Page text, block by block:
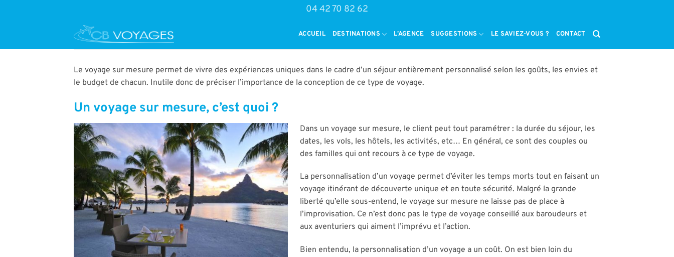
04 42 70 82 62
ACCUEIL DESTINATIONS L’AGENCE SUGGESTIONS LE SAVIEZ-VOUS ? CONTACT
Le voyage sur mesure permet de vivre des expériences uniques dans le cadre d’un séjour entièrement personnalisé selon les goûts, les envies et
le budget de chacun. Inutile donc de préciser l’importance de la conception de ce type de voyage.
Un voyage sur mesure, c’est quoi ?
Dans un voyage sur mesure, le client peut tout paramétrer : la durée du séjour, les
dates, les vols, les hôtels, les activités, etc… En général, ce sont des couples ou
des familles qui ont recours à ce type de voyage.
La personnalisation d’un voyage permet d’éviter les temps morts tout en faisant un
voyage itinérant de découverte unique et en toute sécurité. Malgré la grande
liberté qu’elle sous-entend, le voyage sur mesure ne laisse pas de place à
l’improvisation. Ce n’est donc pas le type de voyage conseillé aux baroudeurs et
aux aventuriers qui aiment l’imprévu et l’action.
Bien entendu, la personnalisation d’un voyage a un coût. On est bien loin du